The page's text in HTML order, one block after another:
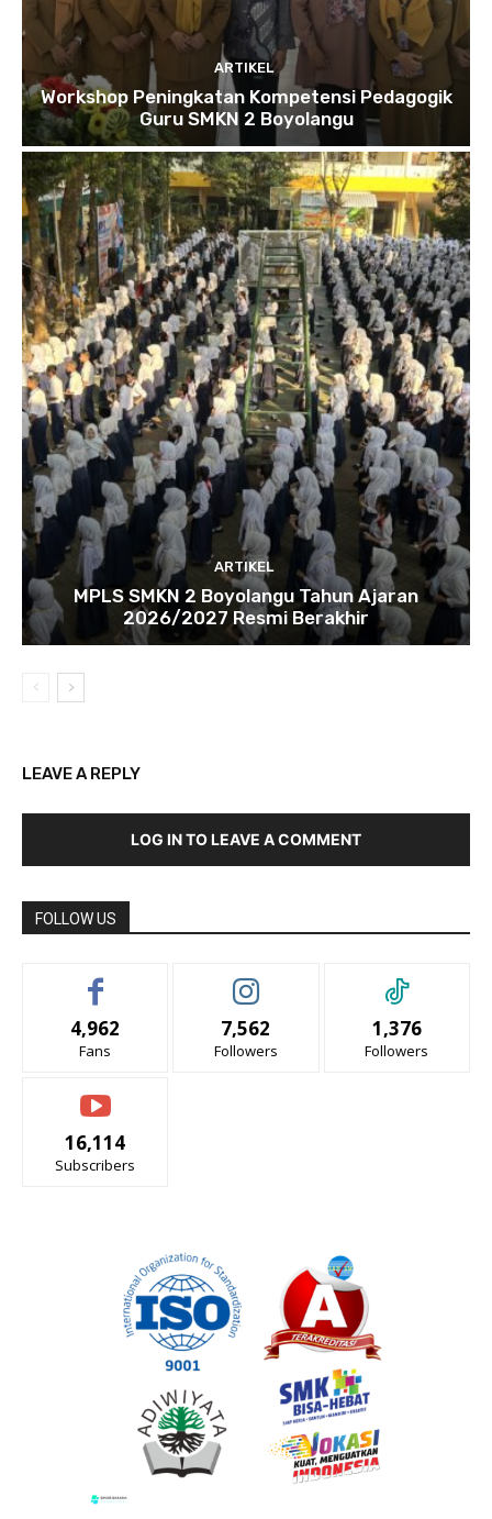
ARTIKEL
Workshop Peningkatan Kompetensi Pedagogik
Guru SMKN 2 Boyolangu
ARTIKEL
MPLS SMKN 2 Boyolangu Tahun Ajaran
2026/2027 Resmi Berakhir
LEAVE A REPLY
LOG IN TO LEAVE A COMMENT
FOLLOW US
4,962
Fans
7,562
Followers
1,376
Followers
16,114
Subscribers